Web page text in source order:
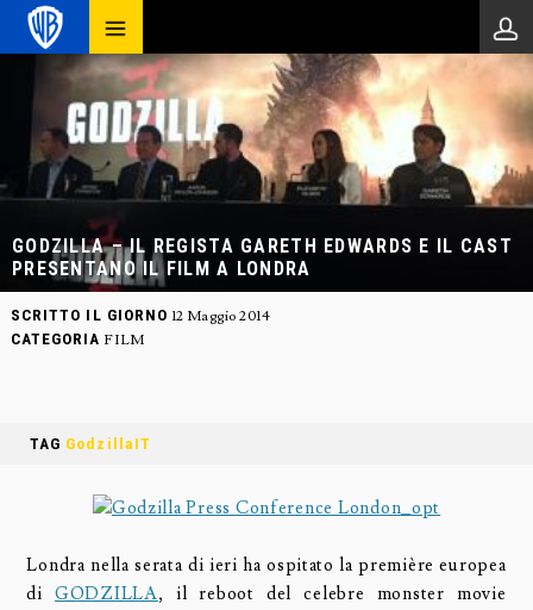
GODZILLA – IL REGISTA GARETH EDWARDS E IL CAST
PRESENTANO IL FILM A LONDRA
SCRITTO IL GIORNO 12 Maggio 2014
CATEGORIA FILM
TAG GodzillaIT
Londra nella serata di ieri ha ospitato la première europea
diGODZILLA, il reboot del celebre monster movie